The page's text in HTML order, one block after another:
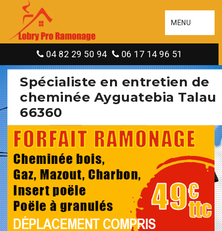
MENU
04 82 29 50 94 06 17 14 96 51
Spécialiste en entretien de
cheminée Ayguatebia Talau
66360